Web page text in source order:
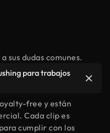
sus dudas comunes.
para trabajos
free y están
Cada clip es
cumplir con los